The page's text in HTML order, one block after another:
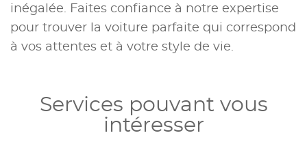
inégalée. Faites confiance à notre expertise
pour trouver la voiture parfaite qui correspond
à vos attentes et à votre style de vie.
Services pouvant vous
intéresser